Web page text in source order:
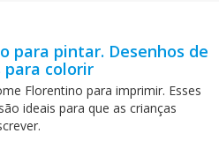
para pintar. Desenhos de
para colorir
Florentino para imprimir. Esses
ideais para que as crianças